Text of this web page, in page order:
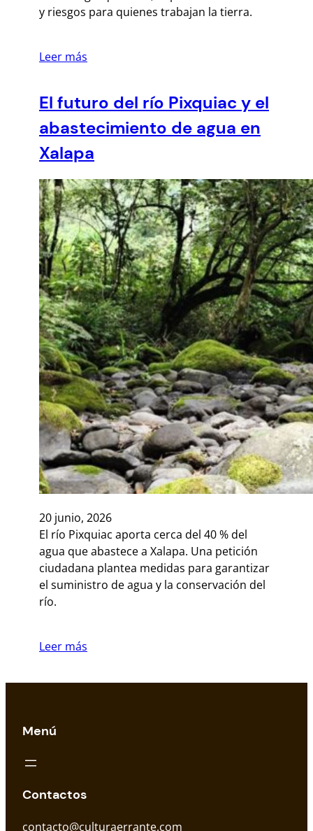
y riesgos para quienes trabajan la tierra.
Leer más
El futuro del río Pixquiac y el
abastecimiento de agua en
Xalapa
20 junio, 2026
El río Pixquiac aporta cerca del 40 % del
agua que abastece a Xalapa. Una petición
ciudadana plantea medidas para garantizar
el suministro de agua y la conservación del
río.
Leer más
Menú
Contactos
contacto@culturaerrante.com